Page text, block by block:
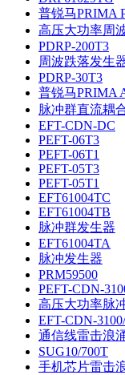
普锐马PRIMA
高压大功率周
PDRP-200T3
周波跌落发生
PDRP-30T3
普锐马PRIMA
脉冲群直流耦
EFT-CDN-DC
PEFT-06T3
PEFT-06T1
PEFT-05T3
PEFT-05T1
EFT61004TC
EFT61004TB
脉冲群发生器
EFT61004TA
脉冲发生器
PRM59500
PEFT-CDN-
高压大功率脉
EFT-CDN-
通信线雷击浪
SUG10/700T
手机芯片雷击